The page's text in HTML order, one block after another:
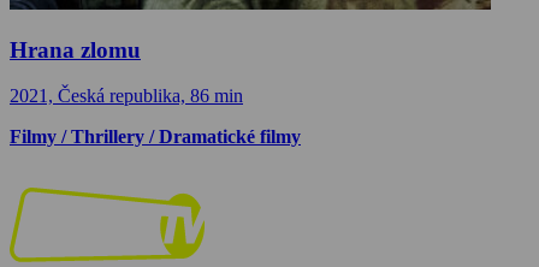
Hrana zlomu
2021, Česká republika, 86 min
Filmy / Thrillery / Dramatické filmy